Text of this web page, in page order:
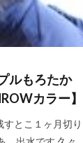
ルもろたか
カラー】
とこ１ヶ月切り